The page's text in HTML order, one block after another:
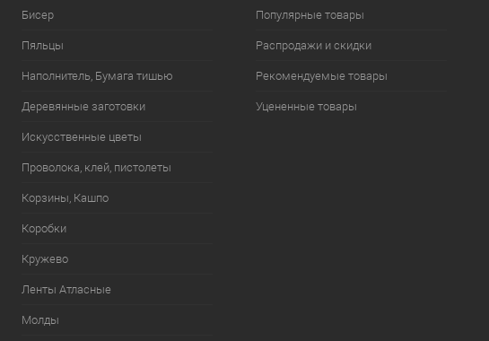
Бисер
Пяльцы
Наполнитель, Бумага тишью
Деревянные заготовки
Искусственные цветы
Проволока, клей, пистолеты
Корзины, Кашпо
Коробки
Кружево
Ленты Атласные
Молды
Популярные товары
Распродажи и скидки
Рекомендуемые товары
Уцененные товары